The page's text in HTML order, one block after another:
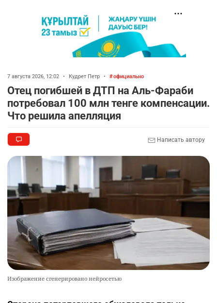
7 августа 2026, 12:02 • Кудрет Петр • официально
Отец погибшей в ДТП на Аль-Фараби
потребовал 100 млн тенге компенсации.
Что решила апелляция
Написать автору
Изображение сгенерировано нейросетью